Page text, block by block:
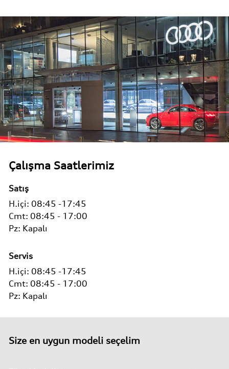
Çalışma Saatlerimiz
Satış
H.içi: 08:45 -17:45
Cmt: 08:45 - 17:00
Pz: Kapalı
Servis
H.içi: 08:45 -17:45
Cmt: 08:45 - 17:00
Pz: Kapalı
Size en uygun modeli seçelim